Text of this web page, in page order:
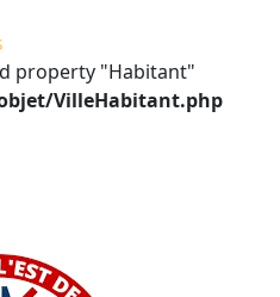
property "Habitant"
VilleHabitant.php